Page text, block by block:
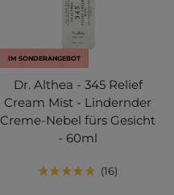
IM SONDERANGEBOT
Dr. Althea - 345 Relief
Cream Mist - Lindernder
Creme-Nebel fürs Gesicht
- 60ml
16